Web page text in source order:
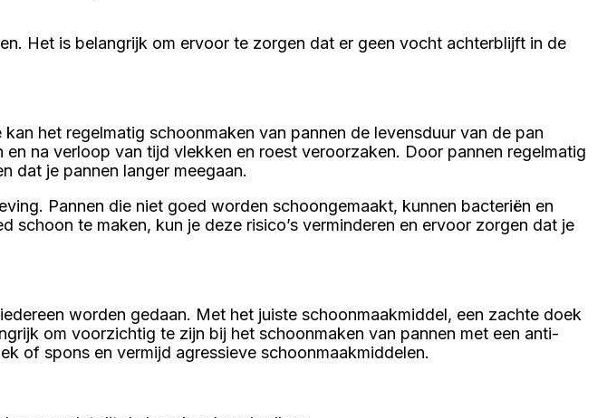
Het is belangrijk om ervoor te zorgen dat er geen vocht achterblijft in de
het regelmatig schoonmaken van pannen de levensduur van de pan
na verloop van tijd vlekken en roest veroorzaken. Door pannen regelmatig
dat je pannen langer meegaan.
Pannen die niet goed worden schoongemaakt, kunnen bacteriën en
te maken, kun je deze risico’s verminderen en ervoor zorgen dat je
worden gedaan. Met het juiste schoonmaakmiddel, een zachte doek
om voorzichtig te zijn bij het schoonmaken van pannen met een anti-
of spons en vermijd agressieve schoonmaakmiddelen.